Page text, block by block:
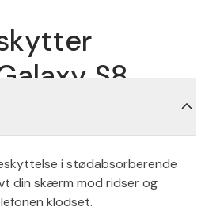
S8
i stødabsorberende
din skærm mod ridser og
klodset.